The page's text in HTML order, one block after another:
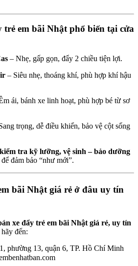
trẻ em bãi Nhật phổ biến tại cửa
– Nhẹ, gấp gọn, đẩy 2 chiều tiện lợi.
– Siêu nhẹ, thoáng khí, phù hợp khí hậu
ái, bánh xe linh hoạt, phù hợp bé từ sơ
trọng, dễ điều khiển, bảo vệ cột sống
kiểm tra kỹ lưỡng, vệ sinh – bảo dưỡng
để đảm bảo “như mới”.
bãi Nhật giá rẻ ở đâu uy tín
xe đẩy trẻ em bãi Nhật giá rẻ, uy tín
hãy đến:
phường 13, quận 6, TP. Hồ Chí Minh